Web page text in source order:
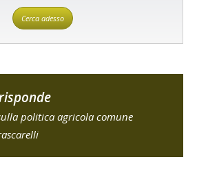
Cerca adesso
politica agricola comune